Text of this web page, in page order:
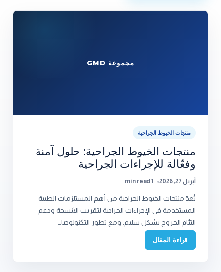
مجموعة GMD
منتجات الخيوط الجراحية
منتجات الخيوط الجراحية: حلول آمنة
وفعّالة للإجراءات الجراحية
أبريل 27, 2026 1 min read
تُعدّ منتجات الخيوط الجراحية من أهم المستلزمات الطبية
المستخدمة في الإجراءات الجراحية لتقريب الأنسجة ودعم
التئام الجروح بشكل سليم. ومع تطور التكنولوجيا…
قراءة المقال